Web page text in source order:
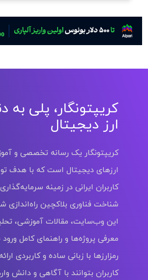
کریپتونگار، پلی به
ارز دیجیتال
کریپتونگار یک رسانه تخصصی و
ارزهای دیجیتال است که با هدف
کاربران ایرانی در زمینه
شناخت فناوری بلاکچین
این وب‌سایت، مقالات آموزشی،
معرفی پروژه‌ها و راهنمای کامل ورود
رمزارزها با زبانی ساده و کاربردی
کاربران بتوانند با آگاهی و دانش